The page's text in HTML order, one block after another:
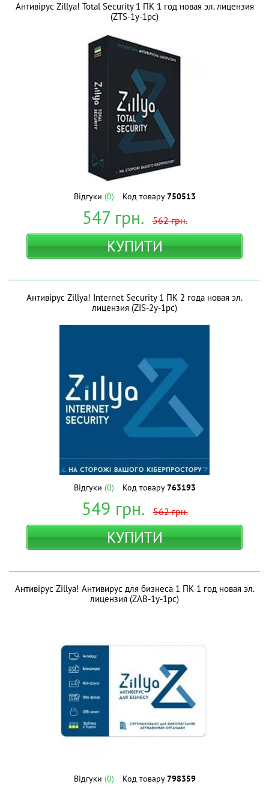
Антивірус Zillya! Total Security 1 ПК 1 год новая эл. лицензия
(ZTS-1y-1pc)
Відгуки (0) Код товару750513
547грн. 562грн.
КУПИТИ
Антивірус Zillya! Internet Security 1 ПК 2 года новая эл.
лицензия (ZIS-2y-1pc)
Відгуки (0) Код товару763193
549 грн. 562грн.
КУПИТИ
Антивірус Zillya! Антивирус для бизнеса 1 ПК 1 год новая эл.
лицензия (ZAB-1y-1pc)
Відгуки (0) Код товару798359